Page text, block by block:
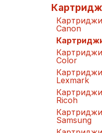
Canon
Color
Lexmark
Ricoh
Samsung